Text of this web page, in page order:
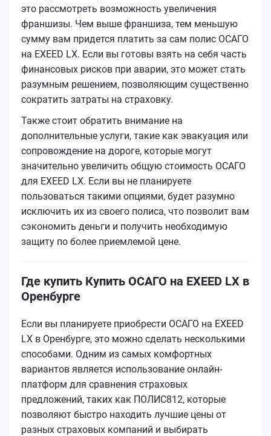
это рассмотреть возможность увеличения
франшизы. Чем выше франшиза, тем меньшую
сумму вам придется платить за сам полис ОСАГО
на EXEED LX. Если вы готовы взять на себя часть
финансовых рисков при аварии, это может стать
разумным решением, позволяющим существенно
сократить затраты на страховку.
Также стоит обратить внимание на
дополнительные услуги, такие как эвакуация или
сопровождение на дороге, которые могут
значительно увеличить общую стоимость ОСАГО
для EXEED LX. Если вы не планируете
пользоваться такими опциями, будет разумно
исключить их из своего полиса, что позволит вам
сэкономить деньги и получить необходимую
защиту по более приемлемой цене.
Где купить Купить ОСАГО на EXEED LX в
Оренбурге
Если вы планируете приобрести ОСАГО на EXEED
LX в Оренбурге, это можно сделать несколькими
способами. Одним из самых комфортных
вариантов является использование онлайн-
платформ для сравнения страховых
предложений, таких как ПОЛИС812, которые
позволяют быстро находить лучшие цены от
разных страховых компаний и выбирать